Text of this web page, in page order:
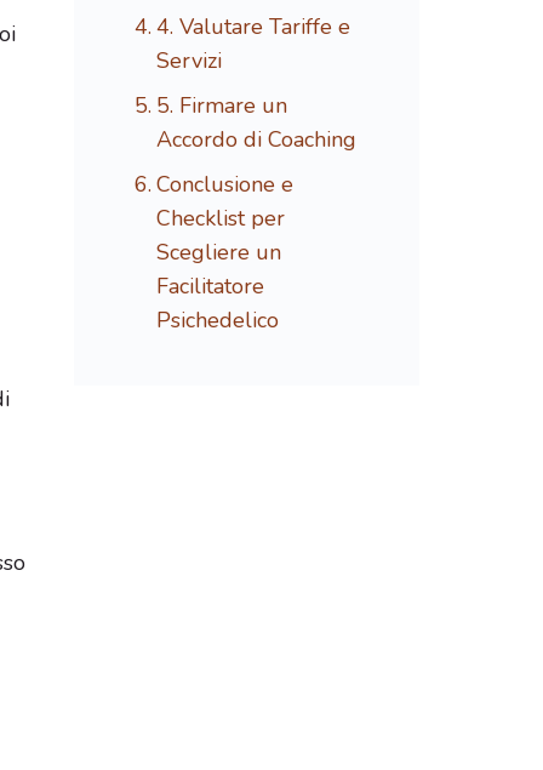
4. Valutare Tariffe e
Servizi
5. Firmare un
Accordo di Coaching
Conclusione e
Checklist per
Scegliere un
Facilitatore
Psichedelico